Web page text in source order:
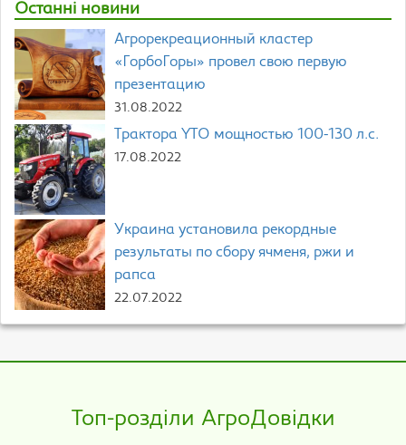
Останні новини
Агрорекреационный кластер
«ГорбоГоры» провел свою первую
презентацию
31.08.2022
Трактора YTO мощностью 100-130 л.с.
17.08.2022
Украина установила рекордные
результаты по сбору ячменя, ржи и
рапса
22.07.2022
Топ-розділи АгроДовідки